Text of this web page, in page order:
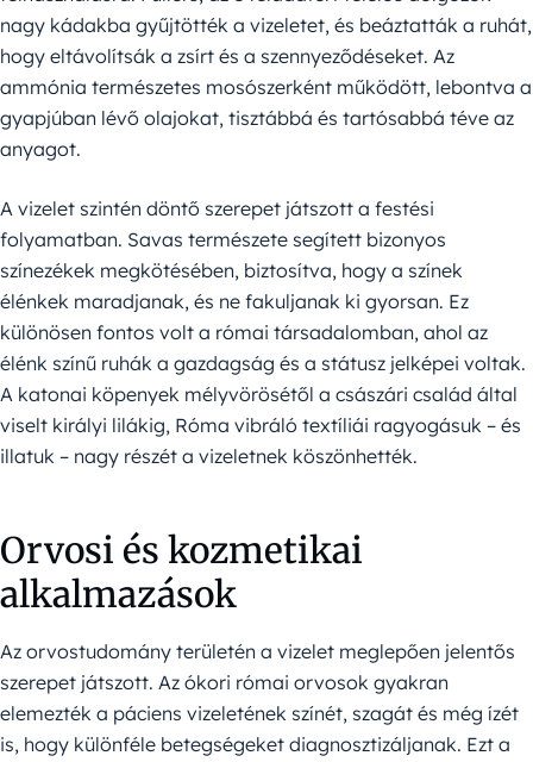
nagy kádakba gyűjtötték a vizeletet, és beáztatták a ruhát,
hogy eltávolítsák a zsírt és a szennyeződéseket. Az
ammónia természetes mosószerként működött, lebontva a
gyapjúban lévő olajokat, tisztábbá és tartósabbá téve az
anyagot.
A vizelet szintén döntő szerepet játszott a festési
folyamatban. Savas természete segített bizonyos
színezékek megkötésében, biztosítva, hogy a színek
élénkek maradjanak, és ne fakuljanak ki gyorsan. Ez
különösen fontos volt a római társadalomban, ahol az
élénk színű ruhák a gazdagság és a státusz jelképei voltak.
A katonai köpenyek mélyvörösétől a császári család által
viselt királyi lilákig, Róma vibráló textíliái ragyogásuk – és
illatuk – nagy részét a vizeletnek köszönhették.
Orvosi és kozmetikai
alkalmazások
Az orvostudomány területén a vizelet meglepően jelentős
szerepet játszott. Az ókori római orvosok gyakran
elemezték a páciens vizeletének színét, szagát és még ízét
is, hogy különféle betegségeket diagnosztizáljanak. Ezt a